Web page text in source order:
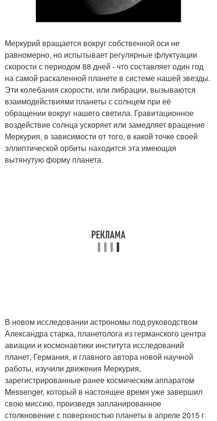
Меркурий вращается вокруг собственной оси не
равномерно, но испытывает регулярные флуктуации
скорости с периодом 88 дней - что составляет один год
на самой раскаленной планете в системе нашей звезды.
Эти колебания скорости, или либрации, вызываются
взаимодействиями планеты с солнцем при её
обращении вокруг нашего светила. Гравитационное
воздействие солнца ускоряет или замедляет вращение
Меркурия, в зависимости от того, в какой точке своей
эллиптической орбиты находится эта имеющая
вытянутую форму планета.
В новом исследовании астрономы под руководством
Александра старка, планетолога из германского центра
авиации и космонавтики института исследований
планет, Германия, и главного автора новой научной
работы, изучили движения Меркурия,
зарегистрированные ранее космическим аппаратом
Messenger, который в настоящее время уже завершил
свою миссию, произведя запланированное
столкновение с поверхностью планеты в апреле 2015 г.